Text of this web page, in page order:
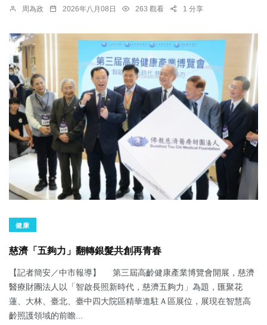
周為政 2026年八月08日 263 觀看 1 分享
健康
慈濟「五夠力」翻轉銀髮共創再青春
【記者簡安／中市報導】 第三屆高齡健康產業博覽會開展，慈濟
醫療財團法人以「智啟長照新時代，慈濟五夠力」為題，匯聚花
蓮、大林、臺北、臺中四大院區精華進駐Ａ區展位，展現在智慧高
齡照護領域的前瞻...